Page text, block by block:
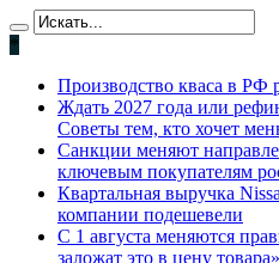
*
Производство кваса в РФ
Ждать 2027 года или
Советы тем, кто хочет
Санкции меняют
ключевым покупателям
Квартальная выручка
компании подешевели
С 1 августа меняются
заложат это в цену товара»